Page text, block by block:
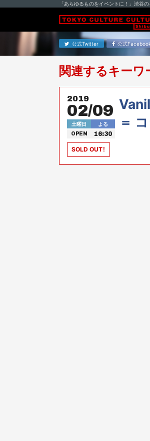
「あらゆるものをイベントに！」渋谷
公式Twitter 公式
関連するキーワ
2019
02/09
土曜日 よる
OPEN 16:30
＝
SOLD OUT！